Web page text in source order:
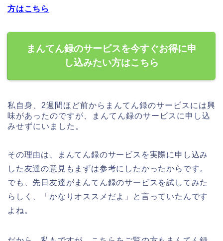
方はこちら
まんてん録のサービスを今すぐお得に申
し込みたい方はこちら
私自身、2週間ほど前からまんてん録のサービスには興
味があったのですが、まんてん録のサービスに申し込
みせずにいました。
その理由は、まんてん録のサービスを実際に申し込み
した友達の意見もまずは参考にしたかったからです。
でも、先日友達がまんてん録のサービスを試してみた
らしく、「かなりオススメだよ」と言っていたんです
よね。